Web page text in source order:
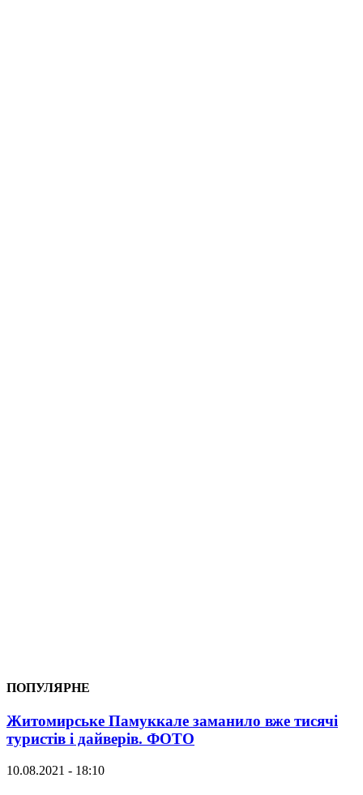
ПОПУЛЯРНЕ
Житомирське Памуккале заманило вже тисячі
туристів і дайверів. ФОТО
10.08.2021 - 18:10